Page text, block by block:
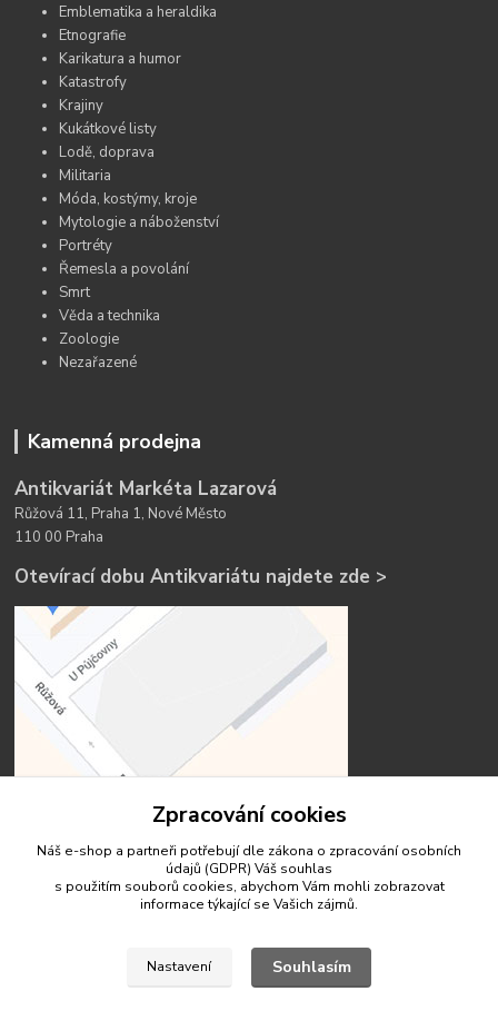
Emblematika a heraldika
Etnografie
Karikatura a humor
Katastrofy
Krajiny
Kukátkové listy
Lodě, doprava
Militaria
Móda, kostýmy, kroje
Mytologie a náboženství
Portréty
Řemesla a povolání
Smrt
Věda a technika
Zoologie
Nezařazené
Kamenná prodejna
Antikvariát Markéta Lazarová
Růžová 11, Praha 1, Nové Město
110 00 Praha
Otevírací dobu Antikvariátu najdete zde >
Zpracování cookies
Náš e-shop a partneři potřebují dle zákona o zpracování osobních
údajů (GDPR) Váš souhlas
s použitím souborů cookies, abychom Vám mohli zobrazovat
informace týkající se Vašich zájmů.
Nastavení Souhlasím